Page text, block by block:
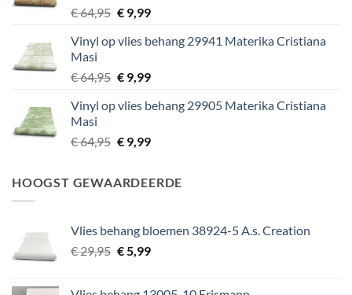
€64,95 Oorspronkelijke
was:
€9,99Huidige
is:
Vinyl op vlies behang 29941 Materika Cristiana
Masi
€64,95 Oorspronkelijke
was:
€9,99Huidige
is:
Vinyl op vlies behang 29905 Materika Cristiana
Masi
€64,95 Oorspronkelijke
€ 64,95.
€9,99Huidige
€ 9,99.
HOOGST GEWAARDEERDE
Vlies behang bloemen 38924-5 A.s. Creation
€29,95 Oorspronkelijke
€5,99Huidige